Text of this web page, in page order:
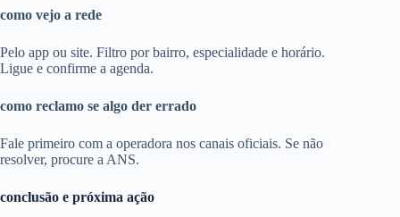
como vejo a rede
Pelo app ou site. Filtro por bairro, especialidade e horário.
Ligue e confirme a agenda.
como reclamo se algo der errado
Fale primeiro com a operadora nos canais oficiais. Se não
resolver, procure a ANS.
conclusão e próxima ação